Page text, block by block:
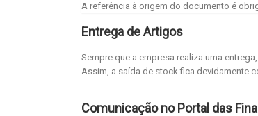
A referência à origem do documento é
Entrega de Artigos
Sempre que a empresa realiza uma
Assim, a saída de stock fica devidamente
Comunicação no Portal das